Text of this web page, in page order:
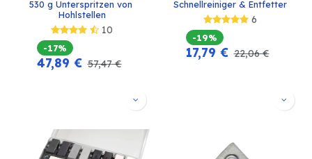
530 g Unterspritzen von
Hohlstellen
10
-17%
47,89 € 57,47€
Schnellreiniger & Entfetter
6
-19%
17,79 € 22,06€